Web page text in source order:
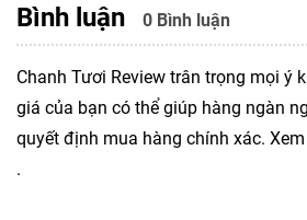
Bình luận 0 Bình luận
Chanh Tươi Review trân trọng mọi ý
giá của bạn có thể giúp hàng ngàn
quyết định mua hàng chính xác. Xem
.